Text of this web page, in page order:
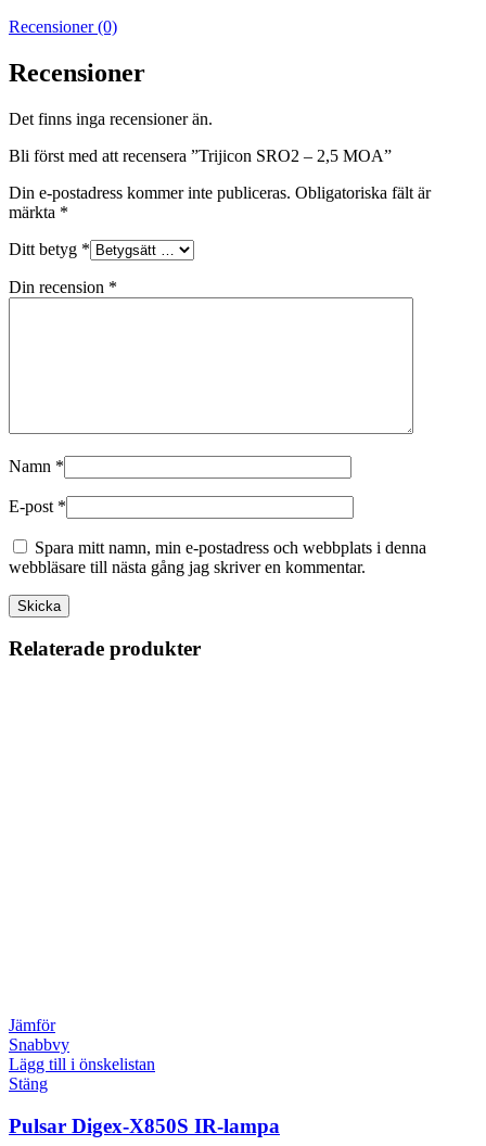
Recensioner (0)
Recensioner
Det finns inga recensioner än.
Bli först med att recensera ”Trijicon SRO2 – 2,5 MOA”
Din e-postadress kommer inte publiceras. Obligatoriska fält är
märkta *
Ditt betyg *
Din recension *
Namn *
E-post *
Spara mitt namn, min e-postadress och webbplats i denna
webbläsare till nästa gång jag skriver en kommentar.
Relaterade produkter
Jämför
Snabbvy
Lägg till i önskelistan
Stäng
Pulsar Digex-X850S IR-lampa